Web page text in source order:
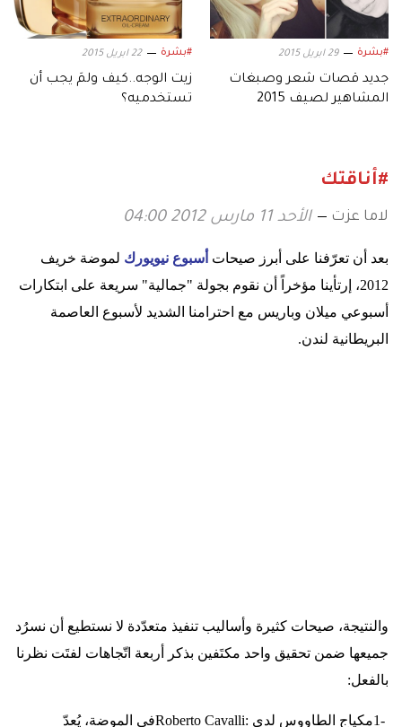
#بشرة 29 ابريل 2015
جديد قصات شعر وصبغات
المشاهير لصيف 2015
#بشرة 22 ابريل 2015
زيت الوجه..كيف ولمَ يجب أن
تستخدميه؟
#أناقتك
لاما عزت الأحد 11 مارس 2012 04:00
بعد أن تعرّفنا على أبرز صيحات أسبوع نيويورك لموضة خريف
2012، إرتأينا مؤخراً أن نقوم بجولة "جمالية" سريعة على ابتكارات
أسبوعي ميلان وباريس مع احترامنا الشديد لأسبوع العاصمة
البريطانية لندن.
والنتيجة، صيحات كثيرة وأساليب تنفيذ متعدّدة لا نستطيع أن نسرُد
جميعها ضمن تحقيق واحد مكتَفين بذكر أربعة اتّجاهات لفتَت نظرنا
بالفعل:
1-مكياج الطاووس لدى Roberto Cavalli:في الموضة، يُعدّ